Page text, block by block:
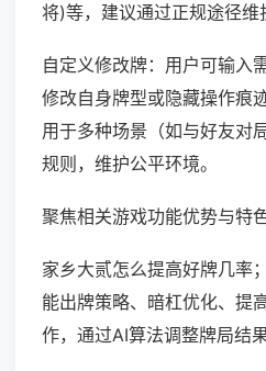
将)等，建议通过正规途径维
自定义修改牌：用户可输入
修改自身牌型或隐藏操作痕
用于多种场景（如与好友对
规则，维护公平环境。
聚焦相关游戏功能优势与特色
家乡大贰怎么提高好牌几率
能出牌策略、暗杠优化、提
作，通过AI算法调整牌局结